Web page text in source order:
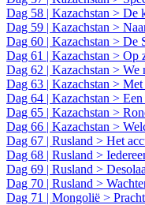
Dag 58 | Kazachstan > De
Dag 59 | Kazachstan >
Dag 60 | Kazachstan > De
Dag 61 | Kazachstan > Op
Dag 62 | Kazachstan > We
Dag 63 | Kazachstan >
Dag 64 | Kazachstan >
Dag 65 | Kazachstan >
Dag 66 | Kazachstan >
Dag 67 | Rusland > Het
Dag 68 | Rusland >
Dag 69 | Rusland >
Dag 70 | Rusland >
Dag 71 | Mongolië >